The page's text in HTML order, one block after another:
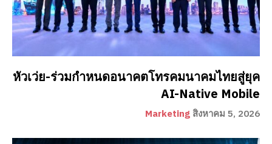
หัวเว่ย-ร่วมกำหนดอนาคตโทรคมนาคมไทยสู่ยุค
AI-Native Mobile
Marketing สิงหาคม 5, 2026